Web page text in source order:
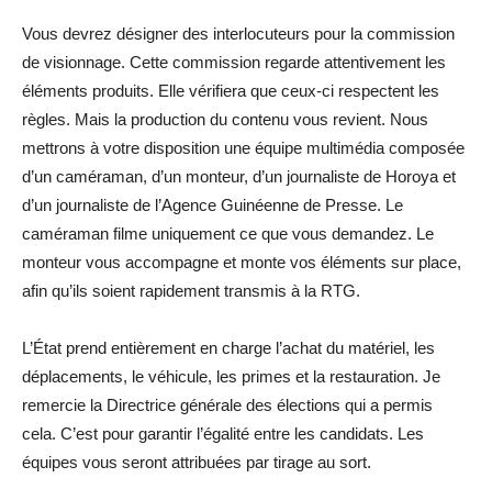
Vous devrez désigner des interlocuteurs pour la commission
de visionnage. Cette commission regarde attentivement les
éléments produits. Elle vérifiera que ceux-ci respectent les
règles. Mais la production du contenu vous revient. Nous
mettrons à votre disposition une équipe multimédia composée
d’un caméraman, d’un monteur, d’un journaliste de Horoya et
d’un journaliste de l’Agence Guinéenne de Presse. Le
caméraman filme uniquement ce que vous demandez. Le
monteur vous accompagne et monte vos éléments sur place,
afin qu’ils soient rapidement transmis à la RTG.
L’État prend entièrement en charge l’achat du matériel, les
déplacements, le véhicule, les primes et la restauration. Je
remercie la Directrice générale des élections qui a permis
cela. C’est pour garantir l’égalité entre les candidats. Les
équipes vous seront attribuées par tirage au sort.